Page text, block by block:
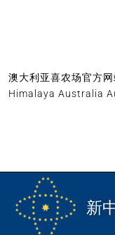
澳大利亚喜农场官方
Himalaya Australia
新